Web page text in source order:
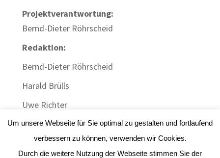
Projektverantwortung:
Bernd-Dieter Röhrscheid
Redaktion:
Bernd-Dieter Röhrscheid
Harald Brülls
Uwe Richter
Um unsere Webseite für Sie optimal zu gestalten und fortlaufend
verbessern zu können, verwenden wir Cookies.
Durch die weitere Nutzung der Webseite stimmen Sie der